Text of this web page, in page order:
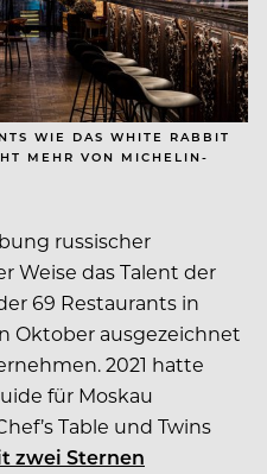
WIE DAS WHITE RABBIT
MEHR VON MICHELIN-
russischer
Weise das Talent der
69 Restaurants in
Oktober ausgezeichnet
2021 hatte
für Moskau
Table und Twins
zwei Sternen